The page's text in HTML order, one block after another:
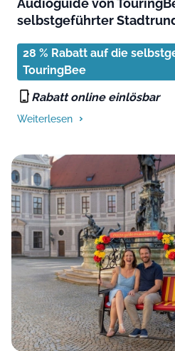
selbstgeführter
28 % Rabatt auf die
TouringBee
Rabatt online einlösbar
Weiterlesen